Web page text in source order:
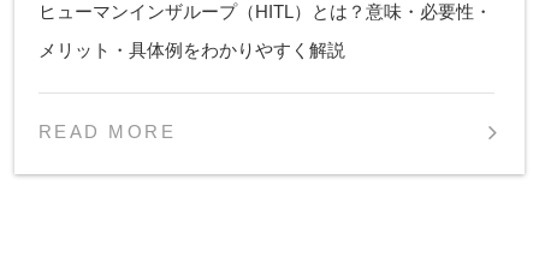
ヒューマンインザループ（HITL）とは？意味・必要性・
メリット・具体例をわかりやすく解説
READ MORE